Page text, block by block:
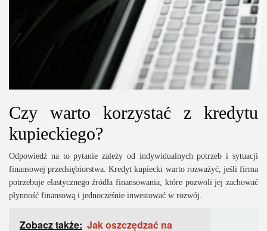
Czy warto korzystać z kredytu
kupieckiego?
Odpowiedź na to pytanie zależy od indywidualnych potrzeb i sytuacji
finansowej przedsiębiorstwa. Kredyt kupiecki warto rozważyć, jeśli firma
potrzebuje elastycznego źródła finansowania, które pozwoli jej zachować
płynność finansową i jednocześnie inwestować w rozwój.
Zobacz także: Jak oszczędzać na